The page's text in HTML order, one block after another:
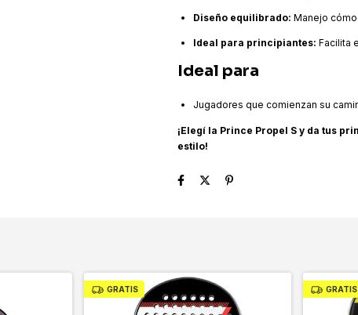
Diseño equilibrado: Manejo
Ideal para principiantes: Facilita
Ideal para
Jugadores que comienzan su
¡Elegí la Prince Propel S y da tus
estilo!
GRATIS GRATIS